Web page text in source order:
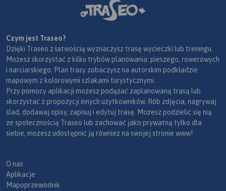
Czym jest Traseo?
Dzięki Traseo z łatwością wyznaczysz trasę wycieczki lub treningu.
Możesz skorzystać z kilku trybów planowania: pieszego, rowerowych
i narciarskiego. Plan trasy zobaczysz na autorskim podkładzie
mapowym z kolorowymi szlakami turystycznymi.
Przy pomocy aplikacji możesz podążać zaplanowaną trasą lub
skorzystać z propozycji innych użytkowników. Rób zdjęcia, nagrywaj
ślad, dodawaj opisy, zapisuj i edytuj trasę. Możesz podzielić się nią
ze społecznością Traseo lub zachować jako prywatną tylko dla
siebie, możesz udostępnić ją również na swojej stronie www!
O nas
Aplikacje
Mapoprzewodnik